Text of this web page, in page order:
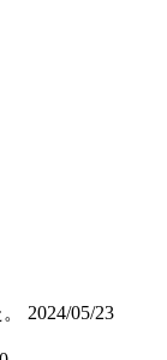
2024/05/23